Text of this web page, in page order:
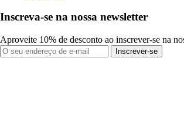
Inscreva-se na nossa newsletter
Aproveite 10% de desconto ao inscrever-se na
Inscrever-se